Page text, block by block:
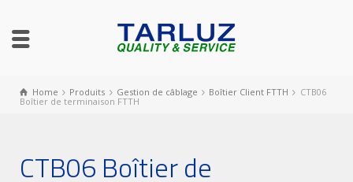
Home Produits Gestion de câblage Boîtier Client FTTH
CTB06
Boîtier de terminaison FTTH
CTB06 Boîtier de